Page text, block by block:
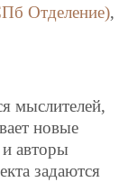
Отделение),
мыслителей,
новые
авторы
задаются